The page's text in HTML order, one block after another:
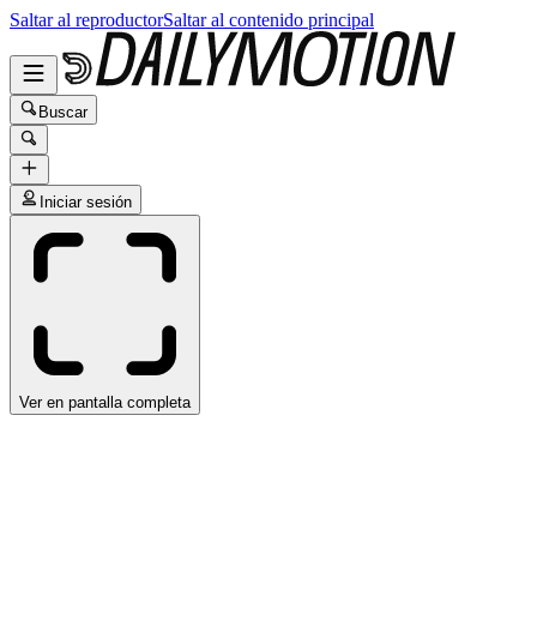
Saltar al reproductorSaltar al contenido principal
Buscar
Iniciar sesión
Ver en pantalla completa